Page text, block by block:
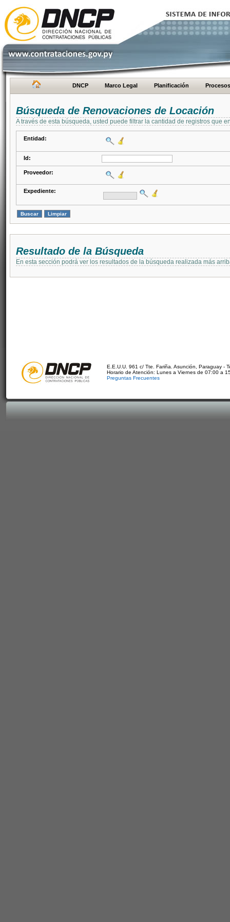
DNCP Marco Legal Planificación Procesos
Búsqueda de Renovaciones de Locación
A través de esta búsqueda, usted puede filtrar la cantidad de registros que
Entidad:
Id:
Proveedor:
Expediente:
Resultado de la Búsqueda
En esta sección podrá ver los resultados de la búsqueda realizada más
E.E.U.U. 961 c/ Tte. Fariña. Asunción, Paraguay -
Horario de Atención: Lunes a Viernes de 07:00 a
Preguntas Frecuentes